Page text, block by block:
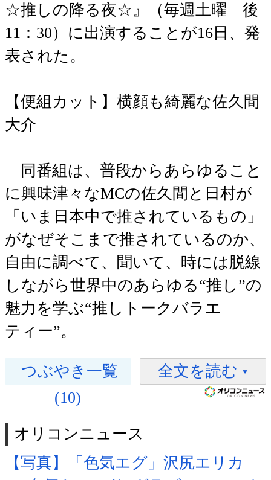
☆推しの降る夜☆』（毎週土曜 後
11：30）に出演することが16日、発
表された。
【便組カット】横顔も綺麗な佐久間
大介
同番組は、普段からあらゆること
に興味津々なMCの佐久間と日村が
「いま日本中で推されているもの」
がなぜそこまで推されているのか、
自由に調べて、聞いて、時には脱線
しながら世界中のあらゆる“推し”の
魅力を学ぶ“推しトークバラエ
ティー”。
つぶやき一覧
(10)
全文を読む
オリコンニュース
【写真】「色気エグ」沢尻エリカ